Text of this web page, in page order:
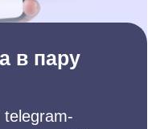
в пару
telegram-